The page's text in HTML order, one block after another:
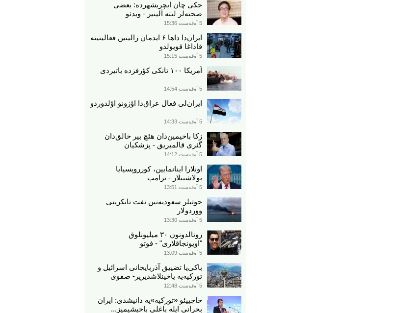
جکی چان ایچریشهرده: بعضی
صحنه‌لر لنته آلینیر - ویدئو
5 آوقوست 15:36
ایران‌دا داها ۶ ایدمان زالینین فعالیتینه
قاداغا قویولدو
5 آوقوست 15:15
آمریکا ۱۰۰ تانکی کؤرفزده باتیردی
5 آوقوست 14:54
ایران‌لی فعال عراق‌دا اؤزونو اؤلدوردو
5 آوقوست 14:33
زکا باخیمین‌دان هئچ بیر خالق‌دان
گئری قالمیریق - پزشکیان
5 آوقوست 14:12
اونلارا اینانمایین، کورروپسیایا
بولاشیبلار - ترامپ
5 آوقوست 13:51
حوثیلر سعودیه‌نین نفت تانکرینی
ووردولار
5 آوقوست 13:30
رونالدونون ۳۰ میلیونلوق
"اویونجاقلاری" - فوتو
5 آوقوست 13:09
باکی‌یا تضییق آذربایجانی اسرائیل و
تورکیه‌یه یاخینلاشدیریر- صفوی
5 آوقوست 12:48
حاجییئو «تورکیه»یه دانیشدی: ایران
بحرانی ایله باغلی باخیشیمیز...